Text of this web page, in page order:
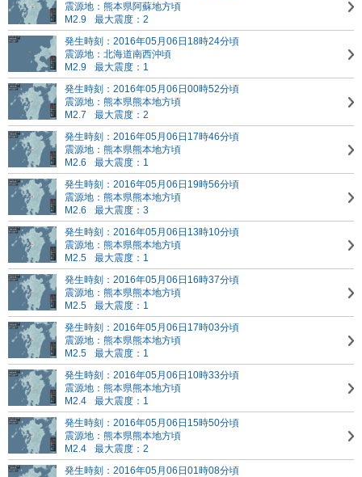
震源地：熊本県阿蘇地方頃
M2.9
最大震度：2
発生時刻：2016年05月06日18時24分頃
震源地：北海道南西沖頃
M2.9
最大震度：1
発生時刻：2016年05月06日00時52分頃
震源地：熊本県熊本地方頃
M2.7
最大震度：2
発生時刻：2016年05月06日17時46分頃
震源地：熊本県熊本地方頃
M2.6
最大震度：1
発生時刻：2016年05月06日19時56分頃
震源地：熊本県熊本地方頃
M2.6
最大震度：3
発生時刻：2016年05月06日13時10分頃
震源地：熊本県熊本地方頃
M2.5
最大震度：1
発生時刻：2016年05月06日16時37分頃
震源地：熊本県熊本地方頃
M2.5
最大震度：1
発生時刻：2016年05月06日17時03分頃
震源地：熊本県熊本地方頃
M2.5
最大震度：1
発生時刻：2016年05月06日10時33分頃
震源地：熊本県熊本地方頃
M2.4
最大震度：1
発生時刻：2016年05月06日15時50分頃
震源地：熊本県熊本地方頃
M2.4
最大震度：2
発生時刻：2016年05月06日01時08分頃